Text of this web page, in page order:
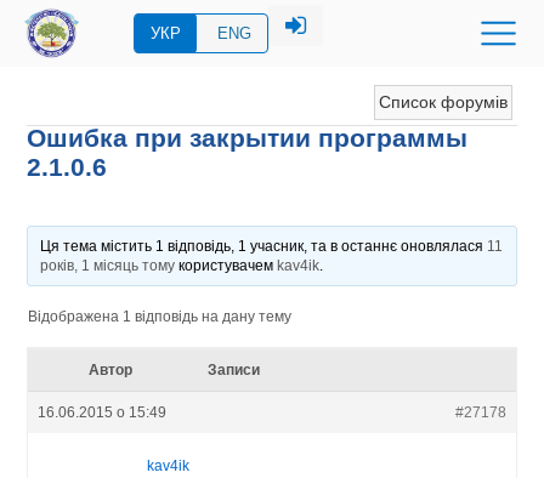
УКР ENG
Список форумів
Ошибка при закрытии программы
2.1.0.6
Ця тема містить 1 відповідь, 1 учасник, та в останнє оновлялася 11
років, 1 місяць томукористувачем kav4ik.
Відображена 1 відповідь на дану тему
Автор Записи
16.06.2015 о 15:49 #27178
kav4ik